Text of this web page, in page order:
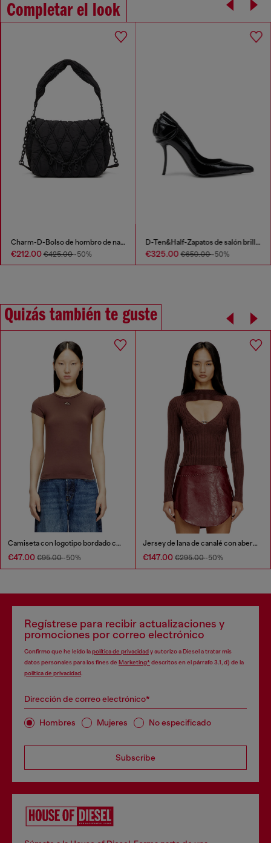
Completar el look
Charm-D-Bolso de hombro de nailon acolchado
€212.00€425.00-50%
D-Ten&Half-Zapatos de salón brillantes con tacón curvado
€325.00€650.00-50%
Quizás también te guste
Camiseta con logotipo bordado con abertura
€47.00 €95.00-50%
Jersey de lana de canalé con abertura
€147.00 €295.00-50%
Regístrese para recibir actualizaciones y
promociones por correo electrónico
Confirmo que he leído lapolítica de privacidady autorizo a Diesel a tratar mis
datos personales para los fines de Marketing*descritos en el párrafo 3.1, d) de la
política de privacidad
Dirección de correo electrónico*
Hombres Mujeres No especificado
Subscribe